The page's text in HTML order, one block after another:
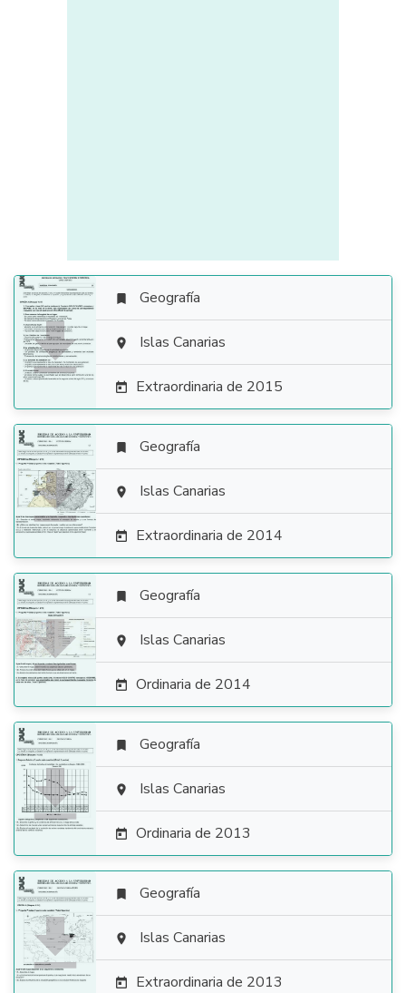

 Geografía
 Islas Canarias
 Extraordinaria de 2015

 Geografía
 Islas Canarias
 Extraordinaria de 2014

 Geografía
 Islas Canarias
 Ordinaria de 2014

 Geografía
 Islas Canarias
 Ordinaria de 2013

 Geografía
 Islas Canarias
 Extraordinaria de 2013